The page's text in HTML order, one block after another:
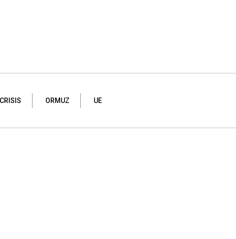
ORMUZ UE